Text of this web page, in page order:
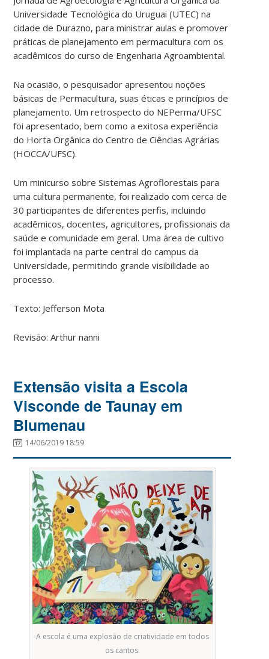
Universidade Tecnológica do Uruguai (UTEC) na
cidade de Durazno, para ministrar aulas e promover
práticas de planejamento em permacultura com os
acadêmicos do curso de Engenharia Agroambiental.
Na ocasião, o pesquisador apresentou noções
básicas de Permacultura, suas éticas e princípios de
planejamento. Um retrospecto do NEPerma/UFSC
foi apresentado, bem como a exitosa experiência
do Horta Orgânica do Centro de Ciências Agrárias
(HOCCA/UFSC).
Um minicurso sobre Sistemas Agroflorestais para
uma cultura permanente, foi realizado com cerca de
30 participantes de diferentes perfis, incluindo
acadêmicos, docentes, agricultores, profissionais da
saúde e comunidade em geral. Uma área de cultivo
foi implantada na parte central do campus da
Universidade, permitindo grande visibilidade ao
processo.
Texto: Jefferson Mota
Revisão: Arthur nanni
Extensão visita a Escola
Visconde de Taunay em
Blumenau
14/06/2019 18:59
A escola é uma explosão de criatividade em todos
os cantos.